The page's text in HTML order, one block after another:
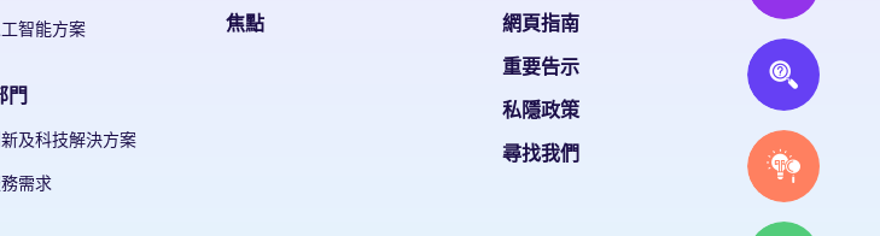
智能方案
門
及科技解決方案
需求
焦點
網頁指南
重要告示
私隱政策
尋找我們